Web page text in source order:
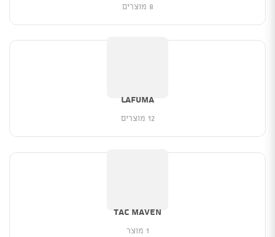
8 מוצרים
LAFUMA
12 מוצרים
TAC MAVEN
1 מוצר